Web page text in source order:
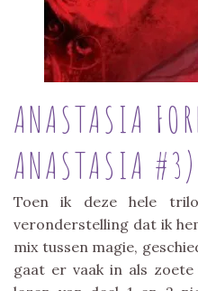
ANASTASIA
ANASTASIA #3)
Toen ik deze hele
veronderstelling dat ik
mix tussen magie,
gaat er vaak in als